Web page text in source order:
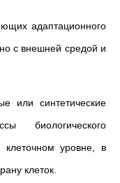
адаптационного
с внешней средой и
или синтетические
биологического
клеточном уровне, в
клеток.